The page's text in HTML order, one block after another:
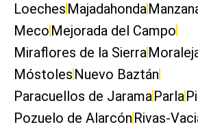
Loeches Majadahonda
Meco Mejorada del Campo
Miraflores de la Sierra
Móstoles Nuevo Baztán
Paracuellos de JaramaParla
Pozuelo de Alarcón Rivas-